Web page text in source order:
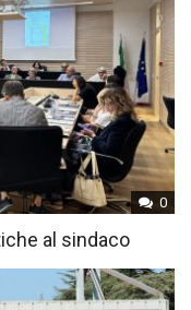
0
al sindaco